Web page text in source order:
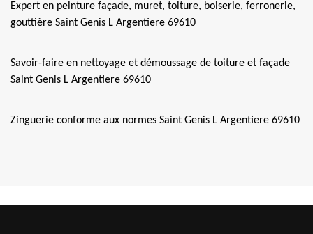
Expert en peinture façade, muret, toiture, boiserie, ferronerie,
gouttière Saint Genis L Argentiere 69610
Savoir-faire en nettoyage et démoussage de toiture et façade
Saint Genis L Argentiere 69610
Zinguerie conforme aux normes Saint Genis L Argentiere 69610